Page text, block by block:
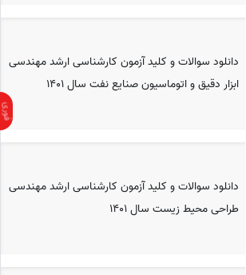
دانلود سوالات و کلید آزمون کارشناسی ارشد مهندسی
ابزار دقیق و اتوماسیون صنایع نفت سال 1401
دانلود سوالات و کلید آزمون کارشناسی ارشد مهندسی
طراحی محیط زیست سال 1401